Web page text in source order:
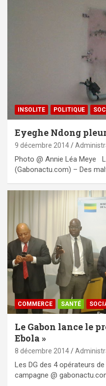
INSOLITE POLITIQUE
Eyeghe Ndong
9 décembre 2014
Photo @ Annie Léa Meye
(Gabonactu.com) – Des
COMMERCE SANTÉ
Le Gabon lance le
Ebola »
8 décembre 2014
Les DG des 4 opérateurs
campagne @